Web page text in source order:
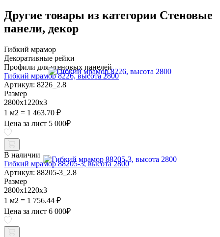
Другие товары из категории Стеновые
панели, декор
Гибкий мрамор
Декоративные рейки
Профили для стеновых панелей
Гибкий мрамор 8226, высота 2800
Артикул: 8226_2.8
Размер
2800х1220х3
1 м2 = 1 463.70 ₽
Цена за лист 5 000₽
В наличии
Гибкий мрамор 88205-3, высота 2800
Артикул: 88205-3_2.8
Размер
2800х1220х3
1 м2 = 1 756.44 ₽
Цена за лист 6 000₽